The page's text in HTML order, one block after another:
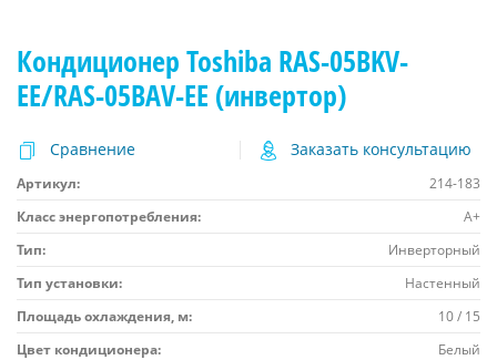
Кондиционер Toshiba RAS-05BKV-
EE/RAS-05BAV-EE (инвертор)
Сравнение Заказать консультацию
Артикул:
214-183
Класс энергопотребления:
A+
Тип:
Инверторный
Тип установки:
Настенный
Площадь охлаждения, м:
10 / 15
Цвет кондиционера:
Белый